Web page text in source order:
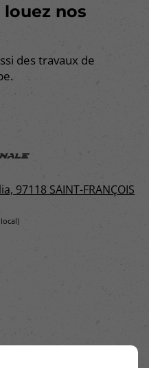
97118 SAINT-FRANÇOIS
nos
des travaux de